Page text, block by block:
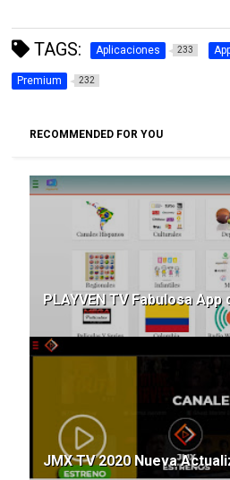
TAGS: Aplicaciones 233
Premium 232
RECOMMENDED FOR YOU
PLAYVEN TV Fabulosa App
JMX TV 2020 Nueva